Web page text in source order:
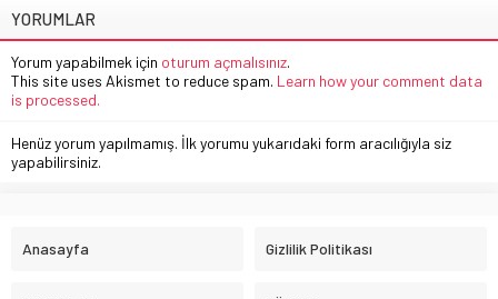
YORUMLAR
Yorum yapabilmek için oturum açmalısınız.
This site uses Akismet to reduce spam. Learn how your comment data
is processed.
Henüz yorum yapılmamış. İlk yorumu yukarıdaki form aracılığıyla siz
yapabilirsiniz.
Anasayfa Gizlilik Politikası